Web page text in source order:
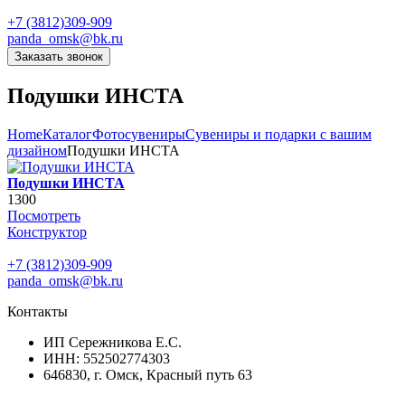
+7 (3812)309-909
panda_omsk@bk.ru
Заказать звонок
Подушки ИНСТА
HomeКаталогФотосувенирыСувениры и подарки с вашим
дизайномПодушки ИНСТА
Подушки ИНСТА
1300
Посмотреть
Конструктор
+7 (3812)309-909
panda_omsk@bk.ru
Контакты
ИП Сережникова Е.С.
ИНН: 552502774303
646830, г. Омск, Красный путь 63